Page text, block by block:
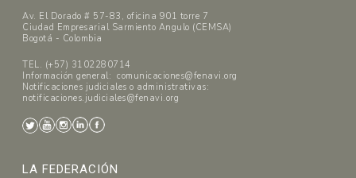
Av. El Dorado # 57-83, oficina 901 torre 7
Ciudad Empresarial Sarmiento Angulo (CEMSA)
Bogotá - Colombia
TEL. (+57) 3102280714
Información general: comunicaciones@fenavi.org
Notificaciones judiciales o administrativas:
notificaciones.judiciales@fenavi.org
LA FEDERACIÓN